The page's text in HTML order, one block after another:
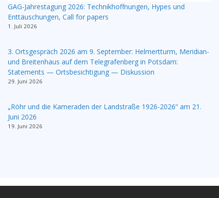
GAG-Jahrestagung 2026: Technikhoffnungen, Hypes und
Enttäuschungen, Call for papers
1. Juli 2026
3. Ortsgespräch 2026 am 9. September: Helmertturm, Meridian-
und Breitenhaus auf dem Telegrafenberg in Potsdam:
Statements — Ortsbesichtigung — Diskussion
29. Juni 2026
„Röhr und die Kameraden der Landstraße 1926-2026“ am 21.
Juni 2026
19. Juni 2026